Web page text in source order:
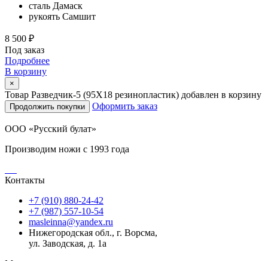
сталь Дамаск
рукоять Самшит
8 500 ₽
Под заказ
Подробнее
В корзину
×
Товар Разведчик-5 (95Х18 резинопластик) добавлен в корзину
Продолжить покупки Оформить заказ
ООО «Русский булат»
Производим ножи с 1993 года
Контакты
+7 (910) 880-24-42
+7 (987) 557-10-54
masleinna@yandex.ru
Нижегородская обл., г. Ворсма,
ул. Заводская, д. 1а